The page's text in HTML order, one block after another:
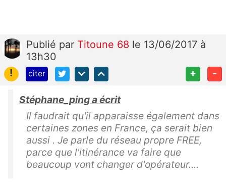
Publié par Titoune 68 le 13/06/2017 à
13h30
!
citer + -
Stéphane_ping a écrit
Il faudrait qu'il apparaisse également dans
certaines zones en France, ça serait bien
aussi . Je parle du réseau propre FREE,
parce que l'itinérance va faire que
beaucoup vont changer d'opérateur....